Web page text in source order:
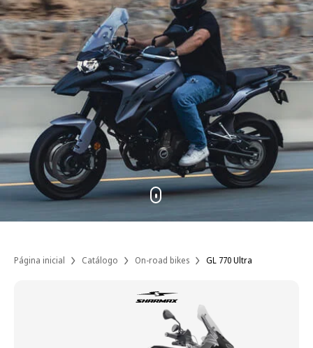
Página inicial Catálogo On-road bikes GL 770 Ultra